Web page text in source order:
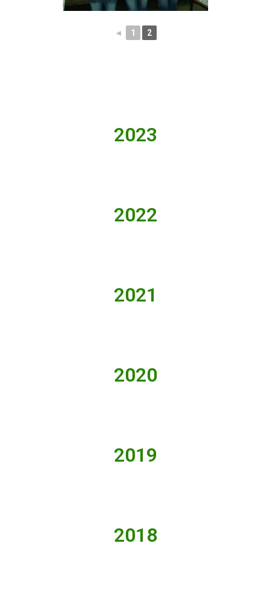
◄ 1 2
2023
2022
2021
2020
2019
2018